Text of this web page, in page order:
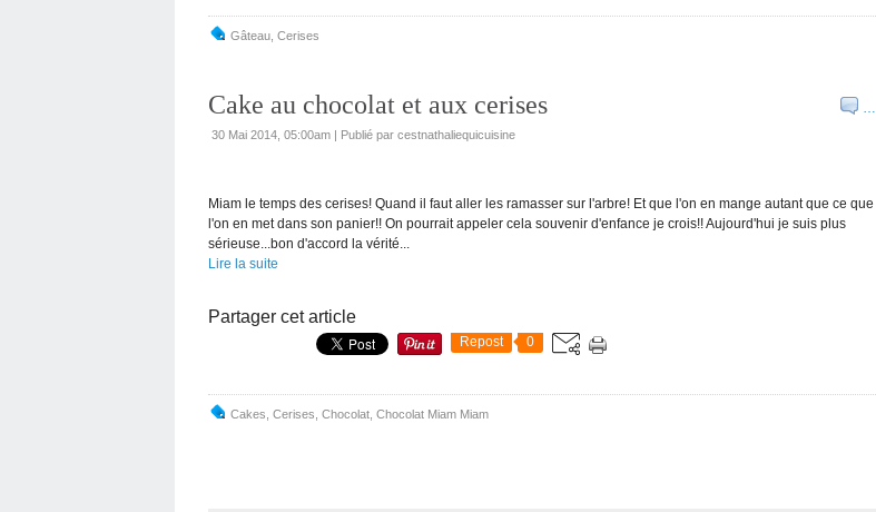
Gâteau Cerises
…
Cake au chocolat et aux cerises
30 Mai 2014, 05:00am | Publié par cestnathaliequicuisine
Miam le temps des cerises! Quand il faut aller les ramasser sur l'arbre! Et que l'on en mange autant que ce que
l'on en met dans son panier!! On pourrait appeler cela souvenir d'enfance je crois!! Aujourd'hui je suis plus
sérieuse...bon d'accord la vérité...
Lire la suite
Partager cet article
Repost 0
Cakes Cerises Chocolat Chocolat Miam Miam